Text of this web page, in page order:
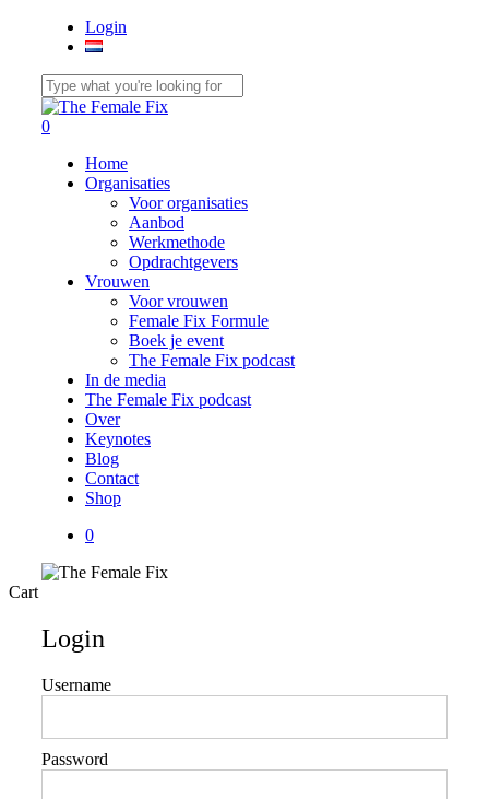
content
Login
Close
Search
0
Home
Organisaties
Voor organisaties
Aanbod
Werkmethode
Opdrachtgevers
Vrouwen
Voor vrouwen
Female Fix Formule
Boek je event
The Female Fix podcast
In de media
The Female Fix podcast
Over
Keynotes
Blog
Contact
Shop
0
CartClose
Login
Username
Password